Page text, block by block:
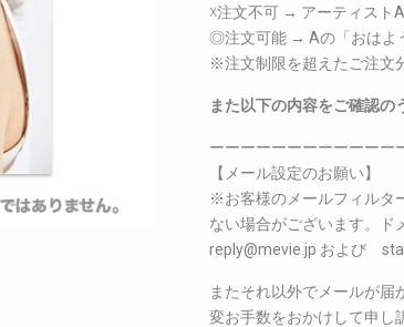
☓注文不可 → アーティスト
◎注文可能 → Aの「おはよ
※注文制限を超えたご注文
また以下の内容をご確認の
ーーーーーーーーーーーー
【メール設定のお願い】
※お客様のメールフィルタ
ない場合がございます。ド
reply@mevie.jp および
またそれ以外でメールが
変お手数をおかけして申し